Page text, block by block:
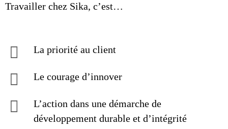
Travailler chez Sika, c’est…
La priorité au client
Le courage d’innover
L’action dans une démarche de
développement durable et d’intégrité